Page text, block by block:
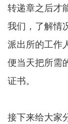
转递章之后才
我们，了解情
派出所的工作
便当天把所需
证书。
接下来给大家